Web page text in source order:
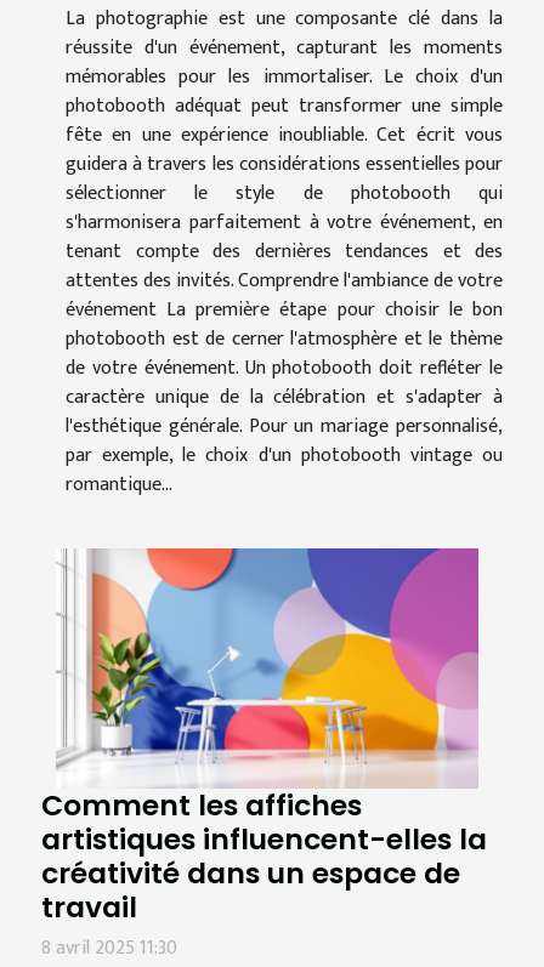
La photographie est une composante clé dans la
réussite d'un événement, capturant les moments
mémorables pour les immortaliser. Le choix d'un
photobooth adéquat peut transformer une simple
fête en une expérience inoubliable. Cet écrit vous
guidera à travers les considérations essentielles pour
sélectionner le style de photobooth qui
s'harmonisera parfaitement à votre événement, en
tenant compte des dernières tendances et des
attentes des invités. Comprendre l'ambiance de votre
événement La première étape pour choisir le bon
photobooth est de cerner l'atmosphère et le thème
de votre événement. Un photobooth doit refléter le
caractère unique de la célébration et s'adapter à
l'esthétique générale. Pour un mariage personnalisé,
par exemple, le choix d'un photobooth vintage ou
romantique...
Comment les affiches
artistiques influencent-elles la
créativité dans un espace de
travail
8 avril 2025 11:30